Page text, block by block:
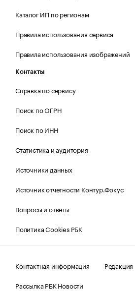
Каталог ИП по регионам
Правила использования сервиса
Правила использования изображений
Контакты
Справка по сервису
Поиск по ОГРН
Поиск по ИНН
Статистика и аудитория
Источники данных
Источник отчетности Контур.Фокус
Вопросы и ответы
Политика Cookies РБК
Контактная информация
Редакция
Рассылка РБК Новости